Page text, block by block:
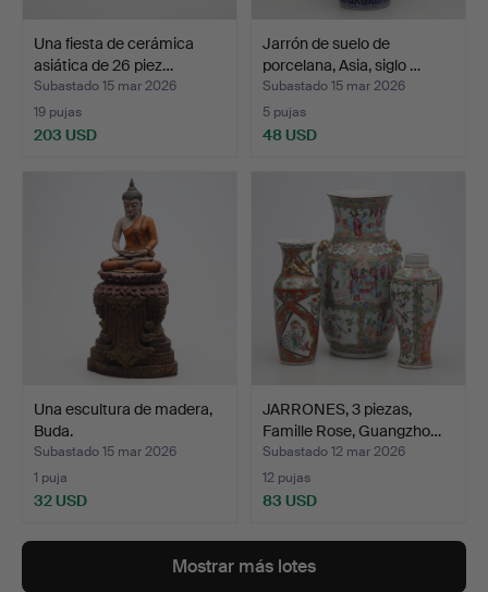
Una fiesta de cerámica
asiática de 26 piez…
Subastado 15 mar 2026
19 pujas
203 USD
Jarrón de suelo de
porcelana, Asia, siglo …
Subastado 15 mar 2026
5 pujas
48 USD
Una escultura de madera,
Buda.
Subastado 15 mar 2026
1 puja
32 USD
JARRONES, 3 piezas,
Famille Rose, Guangzho…
Subastado 12 mar 2026
12 pujas
83 USD
Mostrar más lotes